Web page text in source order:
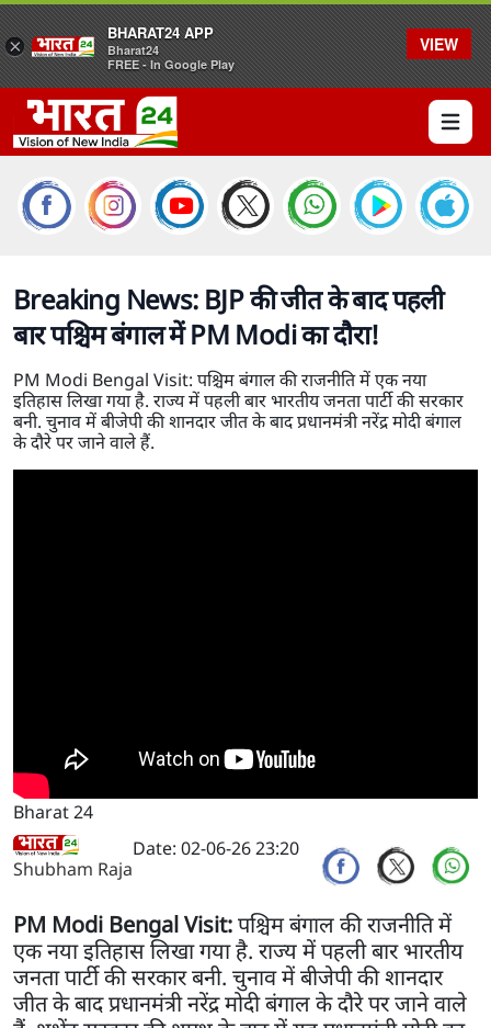
Open
Breaking News: BJP की जीत के बाद पहली
बार पश्चिम बंगाल में PM Modi का दौरा!
PM Modi Bengal Visit: पश्चिम बंगाल की राजनीति में एक नया
इतिहास लिखा गया है. राज्य में पहली बार भारतीय जनता पार्टी की सरकार
बनी. चुनाव में बीजेपी की शानदार जीत के बाद प्रधानमंत्री नरेंद्र मोदी बंगाल
के दौरे पर जाने वाले हैं.
Bharat 24
Shubham Raja
Date: 02-06-26 23:20
PM Modi Bengal Visit:पश्चिम बंगाल की राजनीति में
एक नया इतिहास लिखा गया है. राज्य में पहली बार भारतीय
जनता पार्टी की सरकार बनी. चुनाव में बीजेपी की शानदार
जीत के बाद प्रधानमंत्री नरेंद्र मोदी बंगाल के दौरे पर जाने वाले
×
BHARAT24 APP
Bharat24
FREE - In Google Play
VIEW